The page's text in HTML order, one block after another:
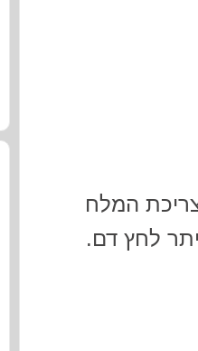
המלח
לחץ דם.